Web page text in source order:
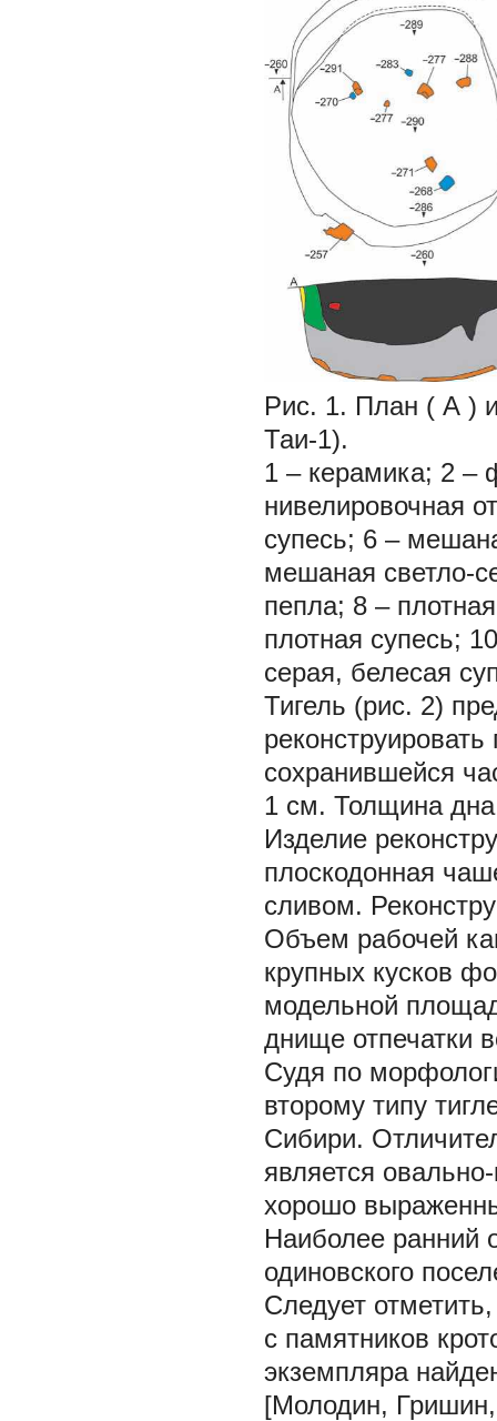
Рис. 1. План ( А )
Таи-1).
1 – керамика; 2 –
нивелировочная
супесь; 6 –
мешаная светло-
пепла; 8 –
плотная супесь; 10
серая, белесая
Тигель (рис. 2)
сохранившейся
1 см. Толщина
Изделие
плоскодонная
сливом.
Объем рабочей
крупных кусков
модельной
днище отпечатки
Судя по
второму типу
Сибири.
является
хорошо
Наиболее ранний
одиновского
Следует
с памятников
экземпляра
[Молодин,